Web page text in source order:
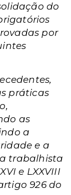
do
por
práticas
as
a
e a
trabalhista
e LXXVIII
926 do